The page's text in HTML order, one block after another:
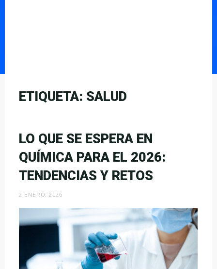
ETIQUETA: SALUD
LO QUE SE ESPERA EN
QUÍMICA PARA EL 2026:
TENDENCIAS Y RETOS
2 ENERO, 2026